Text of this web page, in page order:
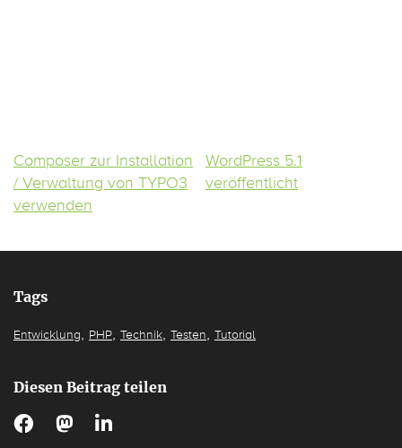
Composer zur Installation
/ Verwaltung von TYPO3
verwenden
WordPress 5.1
veröffentlicht
Tags
Entwicklung, PHP, Technik, Testen, Tutorial
Diesen Beitrag teilen